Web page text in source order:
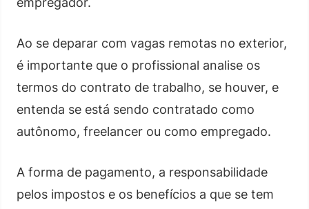
Ao se deparar com vagas remotas no exterior,
é importante que o profissional analise os
termos do contrato de trabalho, se houver, e
entenda se está sendo contratado como
autônomo, freelancer ou como empregado.
A forma de pagamento, a responsabilidade
pelos impostos e os benefícios a que se tem